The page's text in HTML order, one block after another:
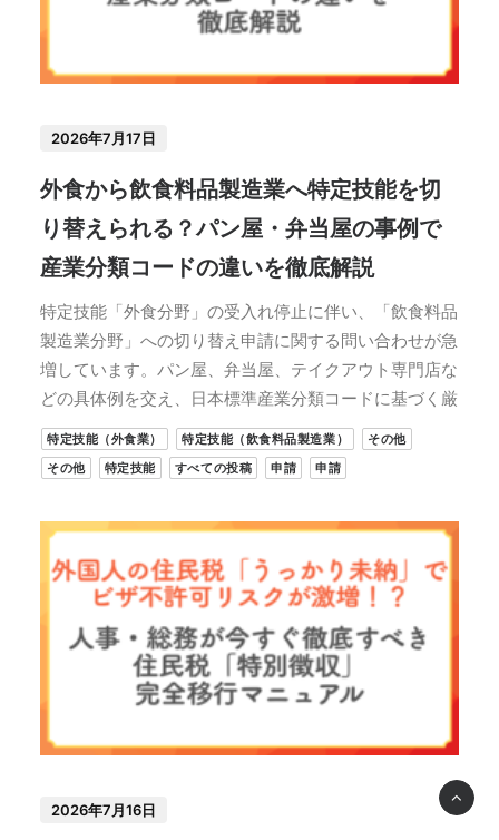
2026年7月17日
外食から飲食料品製造業へ特定技能を切
り替えられる？パン屋・弁当屋の事例で
産業分類コードの違いを徹底解説
特定技能「外食分野」の受入れ停止に伴い、「飲食料品
製造業分野」への切り替え申請に関する問い合わせが急
増しています。パン屋、弁当屋、テイクアウト専門店な
どの具体例を交え、日本標準産業分類コードに基づく厳
特定技能（外食業） 特定技能（飲食料品製造業）
その他
その他
特定技能 すべての投稿 申請 申請
2026年7月16日